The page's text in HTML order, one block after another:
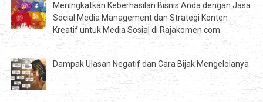
Meningkatkan Keberhasilan Bisnis Anda dengan Jasa
Social Media Management dan Strategi Konten
Kreatif untuk Media Sosial di Rajakomen.com
Dampak Ulasan Negatif dan Cara Bijak Mengelolanya